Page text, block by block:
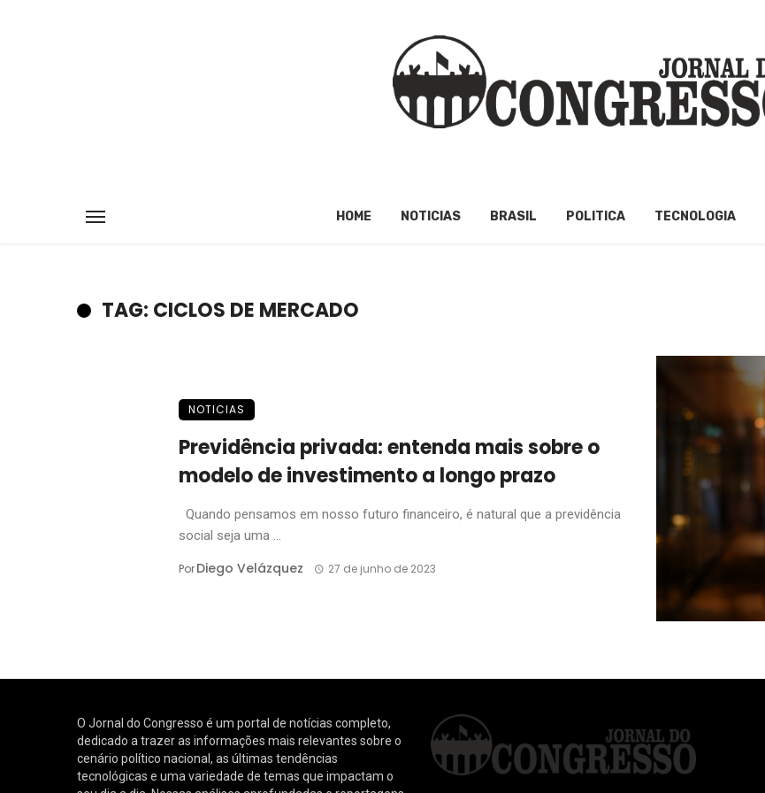
HOME NOTICIAS BRASIL POLITICA TECNOLOGIA
TAG: CICLOS DE MERCADO
NOTICIAS
Previdência privada: entenda mais sobre o
modelo de investimento a longo prazo
Quando pensamos em nosso futuro financeiro, é natural que a previdência
social seja uma ...
PorDiego Velázquez 27 de junho de 2023
O Jornal do Congresso é um portal de notícias completo,
dedicado a trazer as informações mais relevantes sobre o
cenário político nacional, as últimas tendências
tecnológicas e uma variedade de temas que impactam o